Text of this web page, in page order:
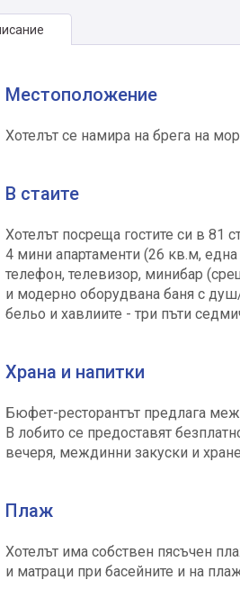
Местоположение
Хотелът се намира на брега на
В стаите
Хотелът посреща гостите си в 81
4 мини апартаменти (26 кв.м,
телефон, телевизор, минибар
и модерно оборудвана баня с
бельо и хавлиите - три пъти
Храна и напитки
Бюфет-ресторантът предлага
В лобито се предоставят
вечеря, междинни закуски и
Плаж
Хотелът има собствен пясъчен
и матраци при басейните и на